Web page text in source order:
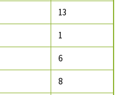
13
1
6
8